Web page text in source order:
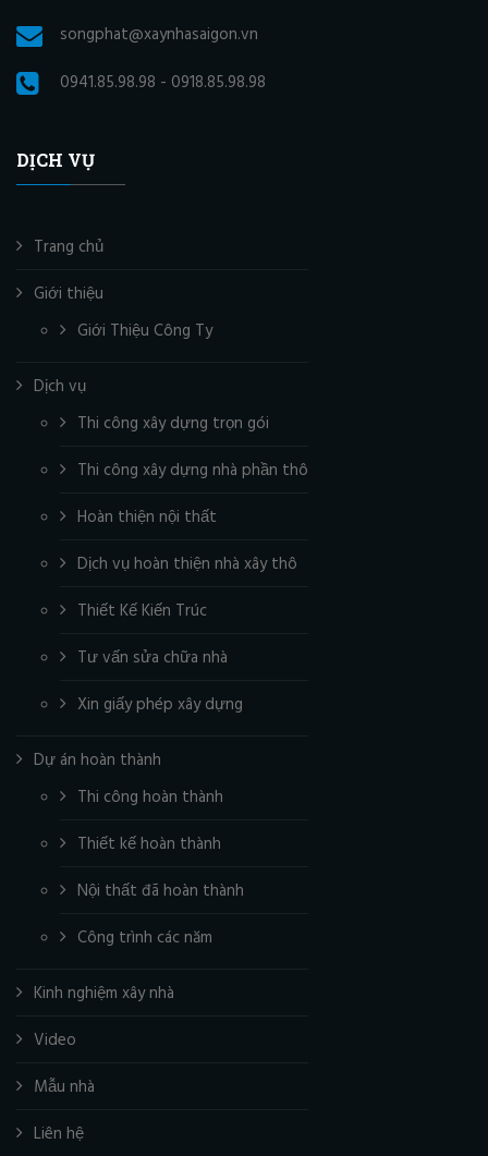
songphat@xaynhasaigon.vn
0941.85.98.98 - 0918.85.98.98
DỊCH VỤ
Trang chủ
Giới thiệu
Giới Thiệu Công Ty
Dịch vụ
Thi công xây dựng trọn gói
Thi công xây dựng nhà phần thô
Hoàn thiện nội thất
Dịch vụ hoàn thiện nhà xây thô
Thiết Kế Kiến Trúc
Tư vấn sửa chữa nhà
Xin giấy phép xây dựng
Dự án hoàn thành
Thi công hoàn thành
Thiết kế hoàn thành
Nội thất đã hoàn thành
Công trình các năm
Kinh nghiệm xây nhà
Video
Mẫu nhà
Liên hệ